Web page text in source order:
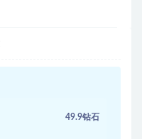
49.9钻石